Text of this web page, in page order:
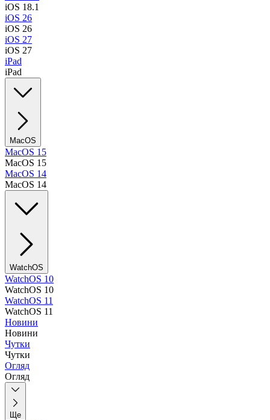
iOS 18.1
iOS 26
iOS 26
iOS 27
iOS 27
iPad
iPad
MacOS
MacOS 15
MacOS 15
MacOS 14
MacOS 14
WatchOS
WatchOS 10
WatchOS 10
WatchOS 11
WatchOS 11
Новини
Новини
Чутки
Чутки
Огляд
Огляд
Ще